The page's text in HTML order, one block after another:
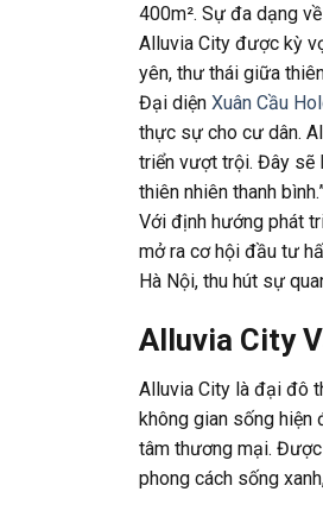
400m². Sự đa dạng
Alluvia City được kỳ
yên, thư thái giữa
Đại diện Xuân Cầu
thực sự cho cư dân.
triển vượt trội. Đây sẽ
thiên nhiên thanh
Với định hướng phát
mở ra cơ hội đầu tư
Hà Nội, thu hút sự
Alluvia City
Alluvia City là đại đô
không gian sống hiện
tâm thương mại.
phong cách sống